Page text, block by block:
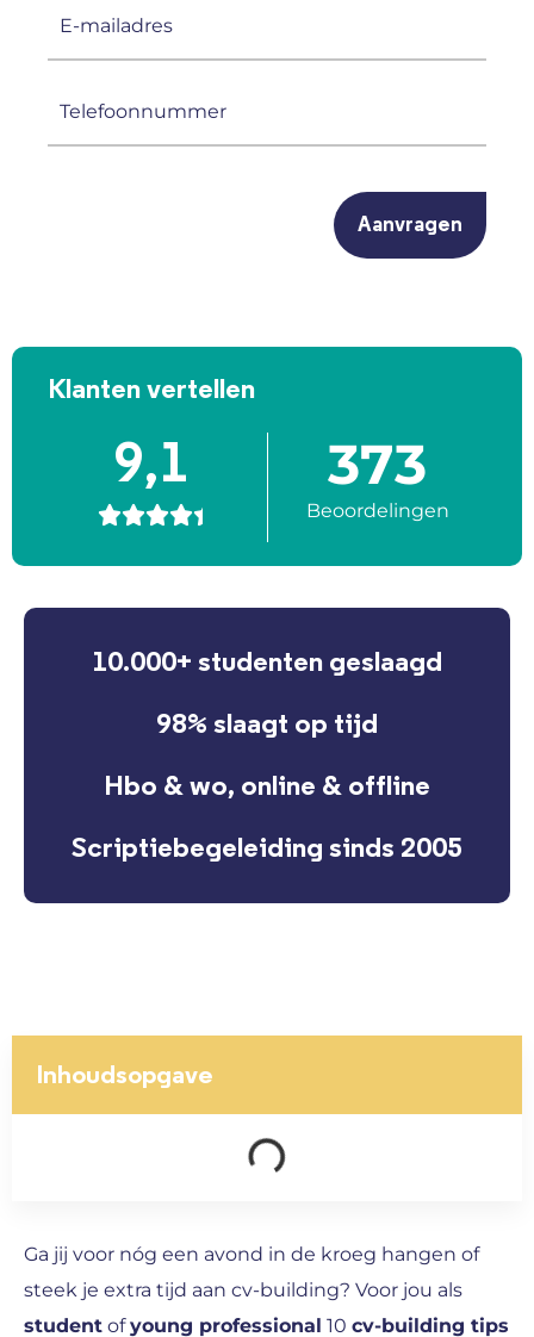
Klanten vertellen
9,1

373
Beoordelingen
10.000+ studenten geslaagd
98% slaagt op tijd
Hbo & wo, online & offline
Scriptiebegeleiding sinds 2005
Inhoudsopgave
Ga jij voor nóg een avond in de kroeg hangen of
steek je extra tijd aan cv-building? Voor jou als
student ofyoung professional 10 cv-building tips